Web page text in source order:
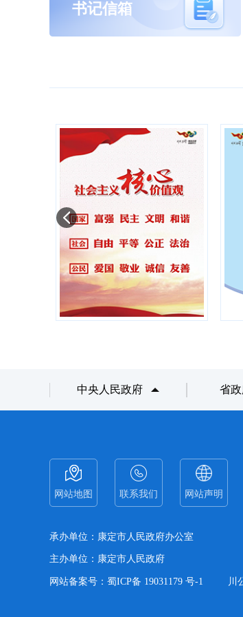
书记信箱
中央人民政府 省
网站地图 联系我们 网站声明
承办单位：康定市人民政府办公室
主办单位：康定市人民政府
网站备案号：蜀ICP备 19031179 号-1 川